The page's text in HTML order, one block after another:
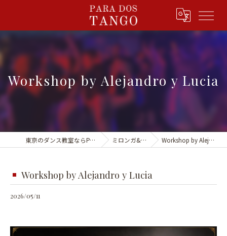
Workshop by Alejandro y Lucia
東京のダンス教室ならPARA DOS TANGO ミロンガ&イベント Workshop by Alejandro y Lucia
Workshop by Alejandro y Lucia
2026/05/11